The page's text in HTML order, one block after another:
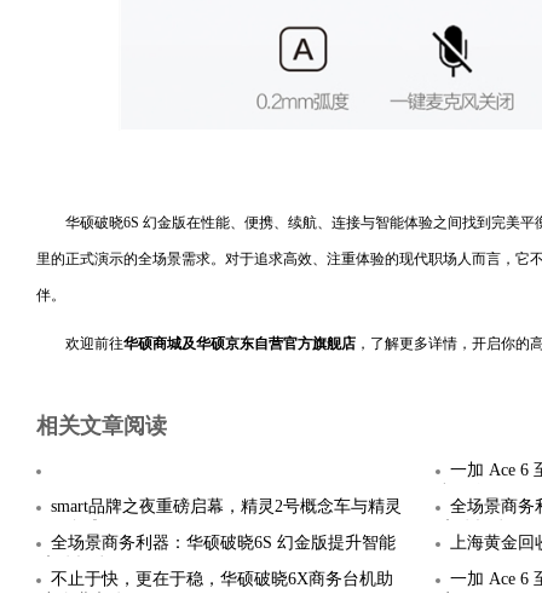
华硕破晓6S 幻金版在性能、便携、续航、连接与智能体验之间找到完美
里的正式演示的全场景需求。对于追求高效、注重体验的现代职场人而言，它
伴。
欢迎前往华硕商城及华硕京东自营官方旗舰店 ，了解更多详情，开启你的
相关文章阅读
一加 Ace 6
smart品牌之夜重磅启幕，精灵2号概念车与精灵
全场景商务
全场景商务利器：华硕破晓6S 幻金版提升智能
上海黄金回
不止于快，更在于稳，华硕破晓6X商务台机助
一加 Ace 6